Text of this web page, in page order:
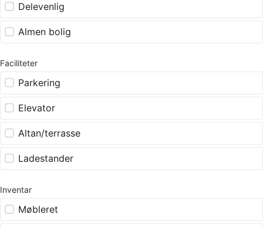
Delevenlig
Almen bolig
Faciliteter
Parkering
Elevator
Altan/terrasse
Ladestander
Inventar
Møbleret